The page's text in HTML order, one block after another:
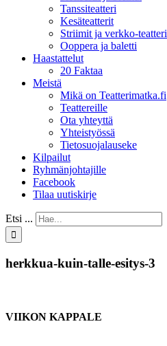
Tanssiteatteri
Kesäteatterit
Striimit ja verkko-teatteri
Ooppera ja baletti
Haastattelut
20 Faktaa
Meistä
Mikä on Teatterimatka.fi
Teattereille
Ota yhteyttä
Yhteistyössä
Tietosuojalauseke
Kilpailut
Ryhmänjohtajille
Facebook
Tilaa uutiskirje
Etsi ...
herkkua-kuin-talle-esitys-3
VIIKON KAPPALE